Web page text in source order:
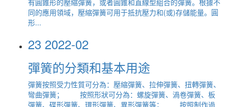
有圓錐形的壓縮彈簧，或者圓錐和直線型組合的彈簧。根據不
同的應用領域，壓縮彈簧可用于抵抗壓力和(或)存儲能量。圓
形...
23 2022-02
彈簧的分類和基本用途
彈簧按照受力性質可分為：壓縮彈簧、拉伸彈簧、扭轉彈簧、
彎曲彈簧； 按照形狀可分為：螺旋彈簧、渦卷彈簧、板
彈簧、碟形彈簧、環形彈簧、異形彈簧等； 按照制作過